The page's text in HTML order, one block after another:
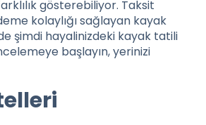
gösterebiliyor. Taksit
kolaylığı sağlayan kayak
şimdi hayalinizdeki kayak tatili
başlayın, yerinizi